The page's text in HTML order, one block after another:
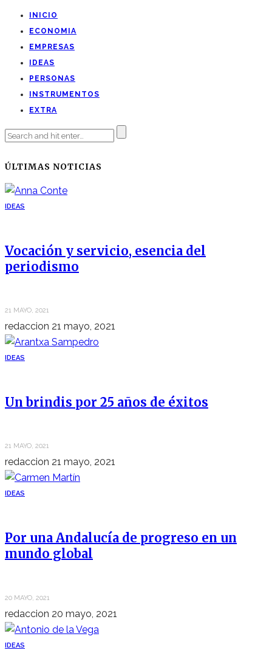
INICIO
ECONOMIA
EMPRESAS
IDEAS
PERSONAS
INSTRUMENTOS
EXTRA
ÚLTIMAS NOTICIAS
IDEAS
Vocación y servicio, esencia del
periodismo
21 MAYO, 2021
redaccion 21 mayo, 2021
IDEAS
Un brindis por 25 años de éxitos
21 MAYO, 2021
redaccion 21 mayo, 2021
IDEAS
Por una Andalucía de progreso en un
mundo global
20 MAYO, 2021
redaccion 20 mayo, 2021
IDEAS